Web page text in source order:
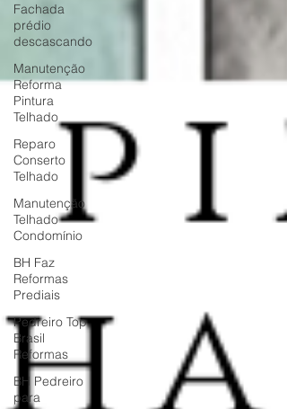
Fachada
prédio
descascando
Manutenção
Reforma
Pintura
Telhado
Reparo
Conserto
Telhado
Manutenção
Telhado
Condomínio
BH Faz
Reformas
Prediais
Pedreiro Top
Brasil
Reformas
BH Pedreiro
para